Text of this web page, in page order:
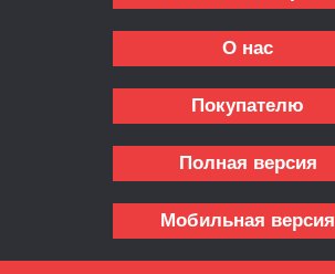
О нас
Покупателю
Полная версия
Мобильная версия